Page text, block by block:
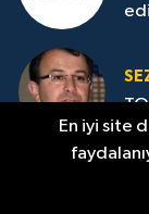
En iyi site